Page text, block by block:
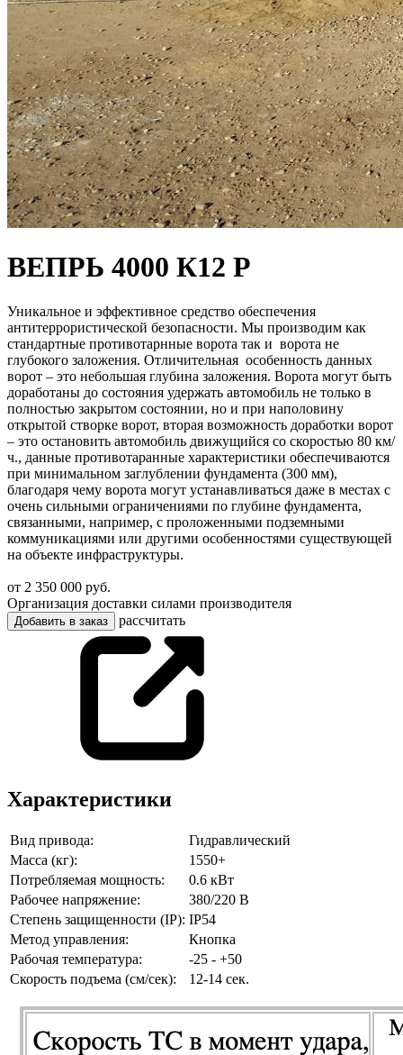
ВЕПРЬ 4000 К12 P
Уникальное и эффективное средство обеспечения
антитеррористической безопасности. Мы производим как
стандартные противотарнные ворота так и ворота не
глубокого заложения. Отличительная особенность данных
ворот – это небольшая глубина заложения. Ворота могут быть
доработаны до состояния удержать автомобиль не только в
полностью закрытом состоянии, но и при наполовину
открытой створке ворот, вторая возможность доработки ворот
– это остановить автомобиль движущийся со скоростью 80 км/
ч., данные противотаранные характеристики обеспечиваются
при минимальном заглублении фундамента (300 мм),
благодаря чему ворота могут устанавливаться даже в местах с
очень сильными ограничениями по глубине фундамента,
связанными, например, с проложенными подземными
коммуникациями или другими особенностями существующей
на объекте инфраструктуры.
от 2 350 000 руб.
Организация доставки силами производителя
Добавить в заказ рассчитать
Характеристики
Вид привода:
Гидравлический
Масса (кг):
1550+
Потребляемая мощность:
0.6 кВт
Рабочее напряжение:
380/220 В
Степень защищенности (IP): IP54
Метод управления:
Кнопка
Рабочая температура:
-25 - +50
Скорость подъема (см/сек):
12-14 сек.